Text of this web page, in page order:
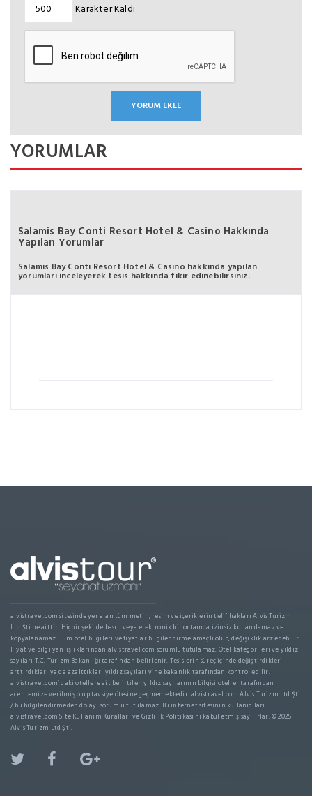
Karakter Kaldı
YORUMLAR
Salamis Bay Conti Resort Hotel & Casino Hakkında
Yapılan Yorumlar
Salamis Bay Conti Resort Hotel & Casino hakkında yapılan
yorumları inceleyerek tesis hakkında fikir edinebilirsiniz.
alvistravel.com sitesinde yer alan tüm metin, resim ve içeriklerin telif hakları Alvis Turizm
Ltd.Şti'ne aittir. Hiçbir şekilde basılı veya elektronik bir ortamda izinsiz kullanılamaz ve
kopyalanamaz. Tüm otel bilgileri ve fiyatlar bilgilendirme amaçlı olup, değişiklik arz edebilir.
Fiyat ve bilgi yanlışlıklarından alvistravel.com sorumlu tutulamaz. Otel kategorileri ve yıldız
sayıları T.C. Turizm Bakanlığı tarafından belirlenir. Tesislerin süreç içinde değiştirdikleri
arttırdıkları ya da azalttıkları yıldız sayıları yine bakanlık tarafından kontrol edilir.
alvistravel.com’ daki otellere ait belirtilen yıldız sayılarının bilgisi oteller tarafından
acentemize verilmiş olup tavsiye ötesine geçmemektedir. alvistravel.com Alvis Turizm Ltd.Şti
/ bu bilgilendirmeden dolayı sorumlu tutulamaz. Bu internet sitesinin kullanıcıları
alvistravel.com Site Kullanım Kuralları ve Gizlilik Politikası'nı kabul etmiş sayılırlar. © 2025
Alvis Turizm Ltd.Şti.